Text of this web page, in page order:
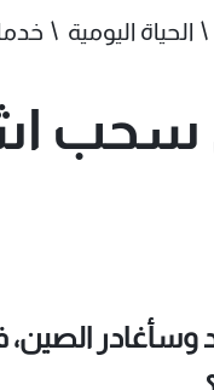
الحياة اليومية
الصين،